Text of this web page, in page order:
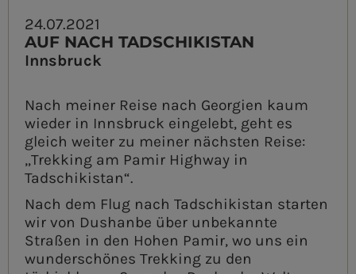
24.07.2021
AUF NACH TADSCHIKISTAN
Innsbruck
Nach meiner Reise nach Georgien kaum
wieder in Innsbruck eingelebt, geht es
gleich weiter zu meiner nächsten Reise:
„Trekking am Pamir Highway in
Tadschikistan“.
Nach dem Flug nach Tadschikistan starten
wir von Dushanbe über unbekannte
Straßen in den Hohen Pamir, wo uns ein
wunderschönes Trekking zu den